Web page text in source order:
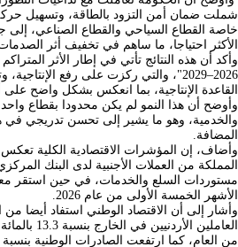
شملت ضمان أمن التزود بالطاقة، وتسهيل حركة
خاصة القطاع السياحي والقطاع الصناعي، إلى
الأكثر احتياجا، ما ساهم في تخفيف أثر
وأكد أن هذه النتائج تأتي في إطار الأثر
2026–2029"، والتي ركزت على رفع
القاعدة الإنتاجية، بما انعكس بشكل واضح على
وأوضح أن هذا النمو لم يكن محدودا بقطاع
والخدمية، وهو ما يشير إلى تحسن تدريجي في
المضافة.
وأضاف، إن المؤشرات الاقتصادية الكلية
الأشهر الخمسة الأولى من عام 2026.
وأشار إلى أن الاقتصاد الوطني استفاد أيضا